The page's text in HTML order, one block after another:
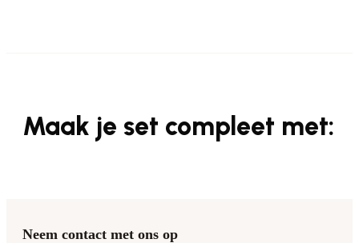
Maak je set compleet met:
Neem contact met ons op